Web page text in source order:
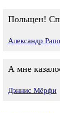
Польщен!
Александр
А мне
Дэннис Мёрфи